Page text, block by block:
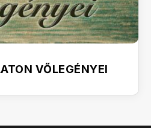
VŐLEGÉNYEI